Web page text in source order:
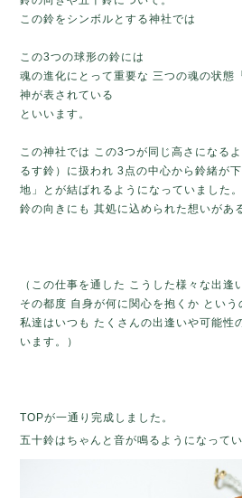
この鈴をシンボルとする神社では
この3つの球形の鈴には
魂の進化にとって重要な 三つの魂の状態
神が表されている
といいます。
この神社では この3つが同じ高さになる
るす鈴）に扱われ 3点の中心から鈴緒が
地」とが結ばれるようになっていました。
鈴の向きにも 其処に込められた想いがあ
（この仕事を通した こうした様々な出逢
その都度 自身が何に関心を抱くか という
私達はいつも たくさんの出逢いや可能性
います。）
TOPが一通り完成しました。
五十鈴はちゃんと音が鳴るようになって